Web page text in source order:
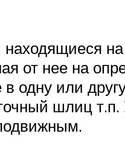
от нее на
одну или
шлиц